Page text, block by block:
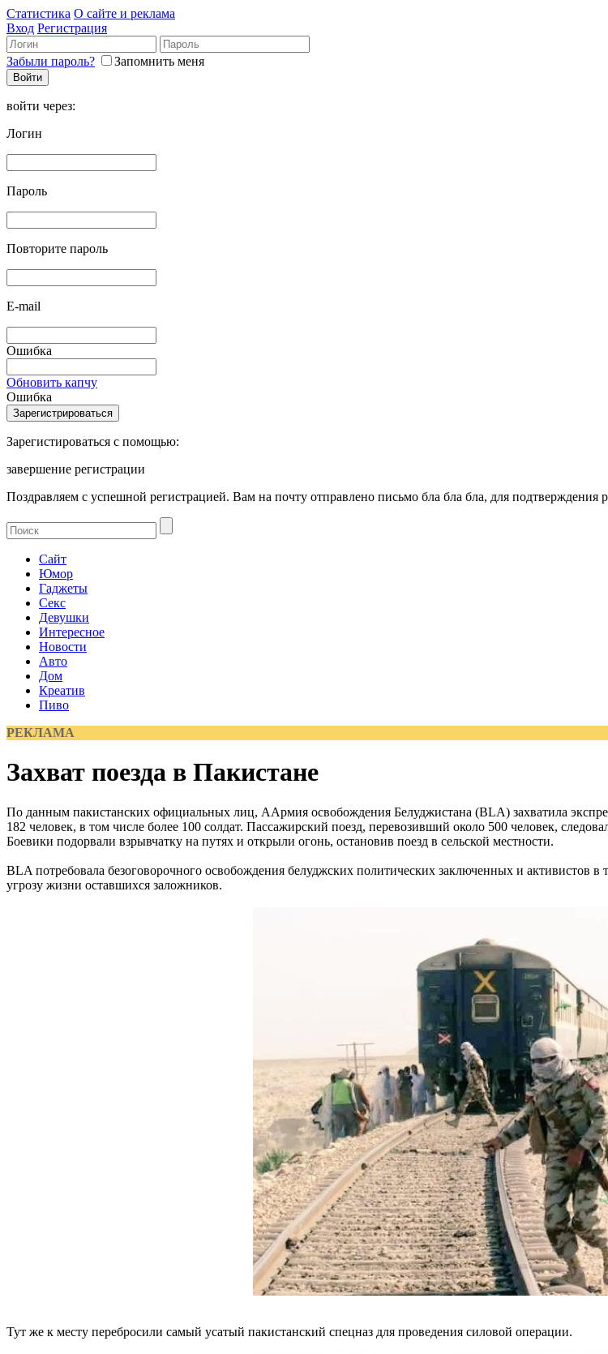
Статистика О сайте и реклама
Вход Регистрация
Забыли пароль? Запомнить меня
войти через:
Логин
Пароль
Повторите пароль
E-mail
Ошибка
Обновить капчу
Ошибка
Зарегистироваться с помощью:
завершение регистрации
Поздравляем с успешной регистрацией. Вам на почту отправлено письмо бла бла бла, для подтверждения
Сайт
Юмор
Гаджеты
Секс
Девушки
Интересное
Новости
Авто
Дом
Креатив
Пиво
РЕКЛАМА
Захват поезда в Пакистане
По данным пакистанских официальных лиц, ААрмия освобождения Белуджистана (BLA) захватила
182 человек, в том числе более 100 солдат. Пассажирский поезд, перевозивший около 500 человек,
Боевики подорвали взрывчатку на путях и открыли огонь, остановив поезд в сельской местности.
BLA потребовала безоговорочного освобождения белуджских политических заключенных и активистов
угрозу жизни оставшихся заложников.
Тут же к месту перебросили самый усатый пакистанский спецназ для проведения силовой операции.